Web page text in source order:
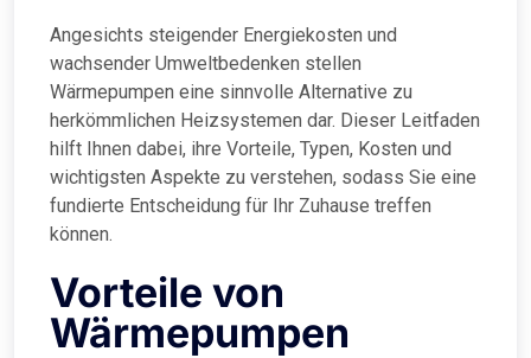
Angesichts steigender Energiekosten und
wachsender Umweltbedenken stellen
Wärmepumpen eine sinnvolle Alternative zu
herkömmlichen Heizsystemen dar. Dieser Leitfaden
hilft Ihnen dabei, ihre Vorteile, Typen, Kosten und
wichtigsten Aspekte zu verstehen, sodass Sie eine
fundierte Entscheidung für Ihr Zuhause treffen
können.
Vorteile von
Wärmepumpen